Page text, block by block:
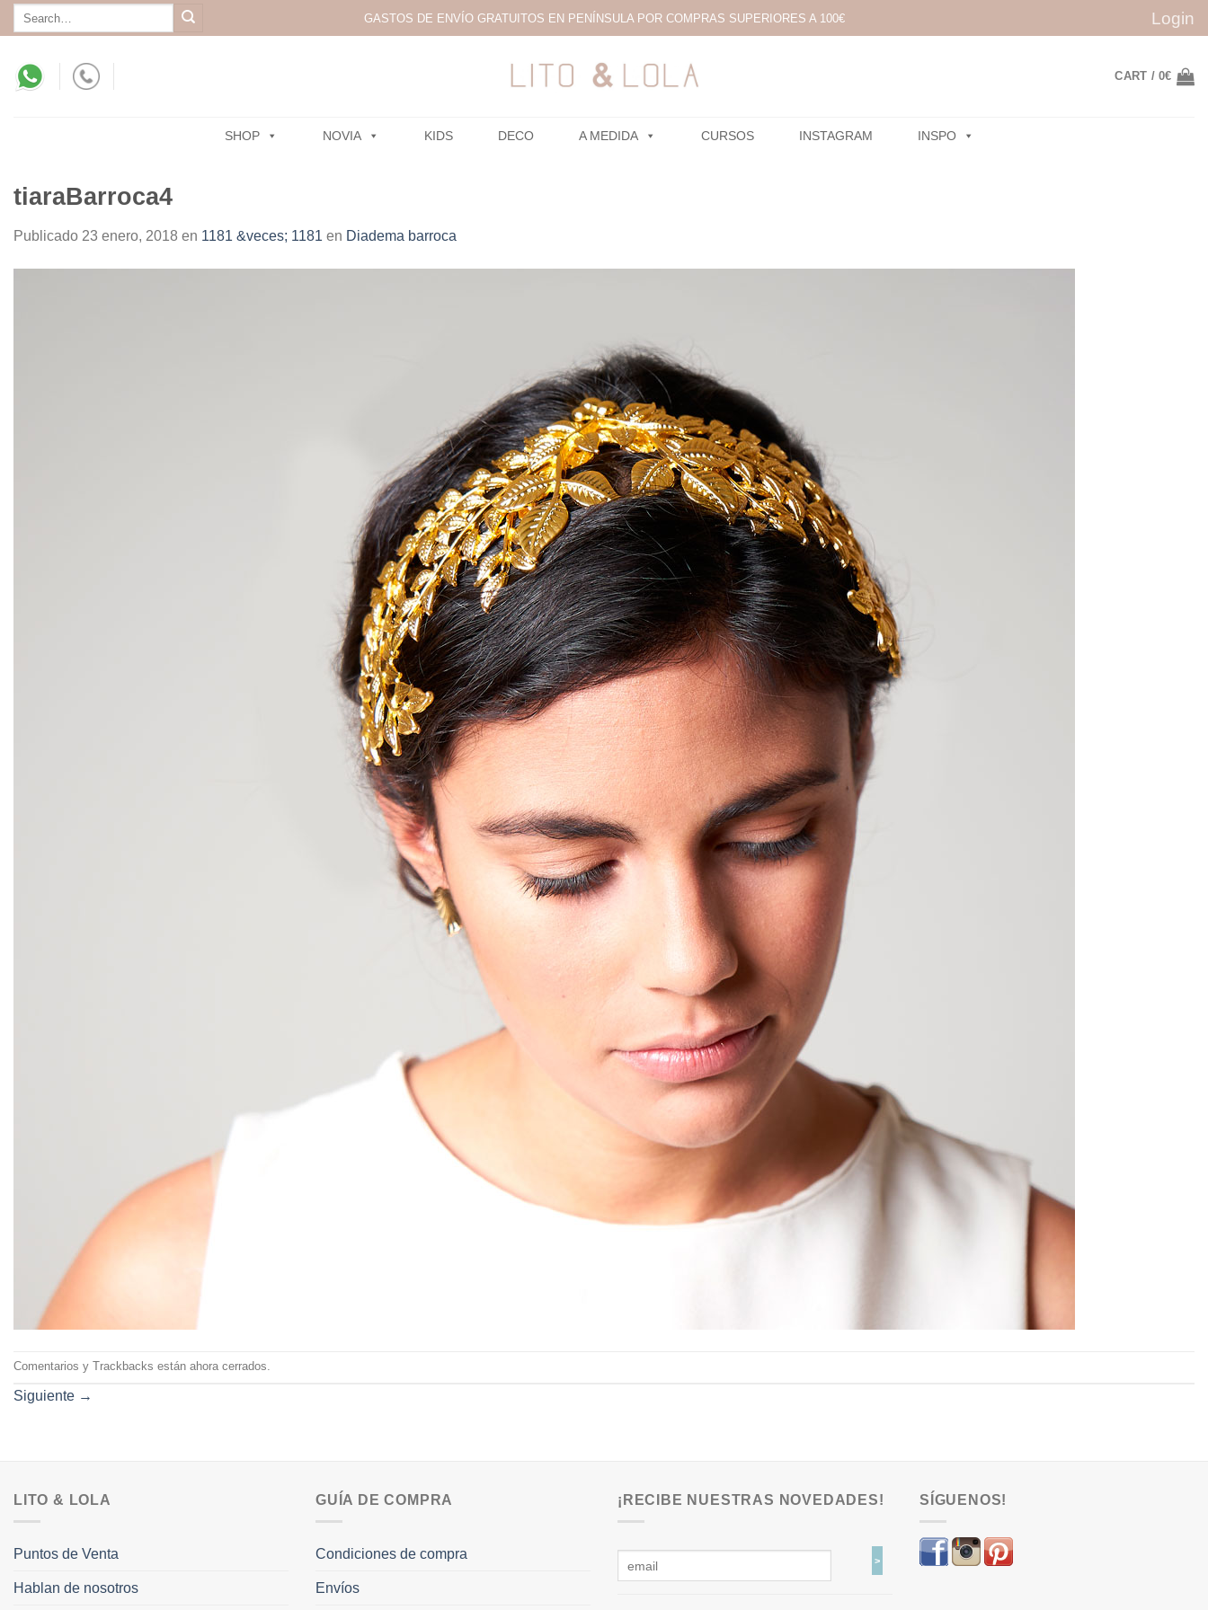
Skip
to
Search
GASTOS DE ENVÍO GRATUITOS EN PENÍNSULA POR COMPRAS SUPERIORES A 100€ Login
CART /0€
SHOP NOVIA KIDS DECO A MEDIDA CURSOS INSTAGRAM INSPO
tiaraBarroca4
Publicado 23 enero, 2018 en 1181 &veces; 1181 en Diadema barroca
Comentarios y Trackbacks están ahora cerrados.
Siguiente →
LITO & LOLA
Puntos de Venta
Hablan de nosotros
GUÍA DE COMPRA
Condiciones de compra
Envíos
¡RECIBE NUESTRAS NOVEDADES! SÍGUENOS!